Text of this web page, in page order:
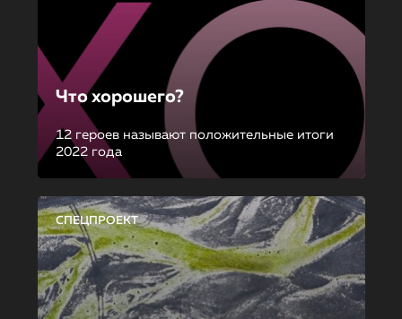
Что хорошего?
12 героев называют положительные итоги
2022 года
СПЕЦПРОЕКТ